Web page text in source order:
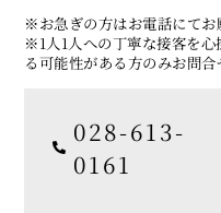
※お急ぎの方はお電話にてお
※1人1人への丁寧な接客を
る可能性がある方のみお問合
028-613-
0161